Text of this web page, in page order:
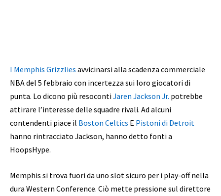
I Memphis Grizzlies avvicinarsi alla scadenza commerciale
NBA del 5 febbraio con incertezza sui loro giocatori di
punta. Lo dicono più resocontiJaren Jackson Jr. potrebbe
attirare l’interesse delle squadre rivali. Ad alcuni
contendenti piace il Boston Celtics E Pistoni di Detroit
hanno rintracciato Jackson, hanno detto fonti a
HoopsHype.
Memphis si trova fuori da uno slot sicuro per i play-off nella
dura Western Conference. Ciò mette pressione sul direttore